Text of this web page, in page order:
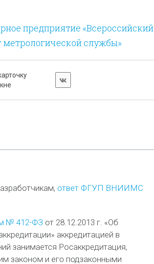
предприятие «Всероссийский
метрологической службы»
ответ ФГУП ВНИИМС
№ 412-ФЗ от 28.12.2013 г. «Об
аккредитацией в
занимается Росаккредитация,
законом и его подзаконными